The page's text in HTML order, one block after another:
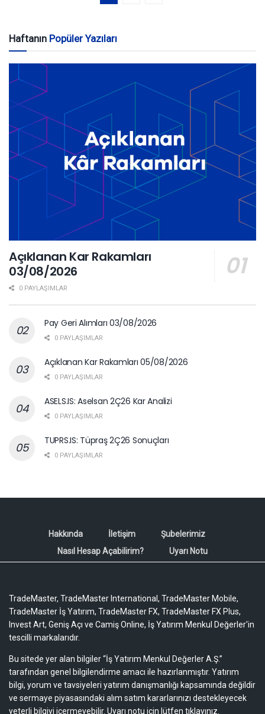
Haftanın Popüler Yazıları
Açıklanan Kar Rakamları
03/08/2026
0 PAYLAŞIMLAR
Pay Geri Alımları 03/08/2026
0 PAYLAŞIMLAR
Açıklanan Kar Rakamları 05/08/2026
0 PAYLAŞIMLAR
ASELS.IS: Aselsan 2Ç26 Kar Analizi
0 PAYLAŞIMLAR
TUPRS.IS: Tüpraş 2Ç26 Sonuçları
0 PAYLAŞIMLAR
Hakkında İletişim
Şubelerimiz
Nasıl Hesap Açabilirim?
Uyarı Notu
TradeMaster, TradeMaster International, TradeMaster Mobile,
TradeMaster İş Yatırım, TradeMaster FX, TradeMaster FX Plus,
Invest Art, Geniş Açı ve Camiş Online, İş Yatırım Menkul Değerler'in
tescilli markalarıdır.
Bu sitede yer alan bilgiler “İş Yatırım Menkul Değerler A.Ş.”
tarafından genel bilgilendirme amacı ile hazırlanmıştır. Yatırım
bilgi, yorum ve tavsiyeleri yatırım danışmanlığı kapsamında değildir
ve sermaye piyasasındaki alım satım kararlarınızı destekleyecek
yeterli bilgiyi içermeyebilir. Uyarı notu için lütfen tıklayınız.